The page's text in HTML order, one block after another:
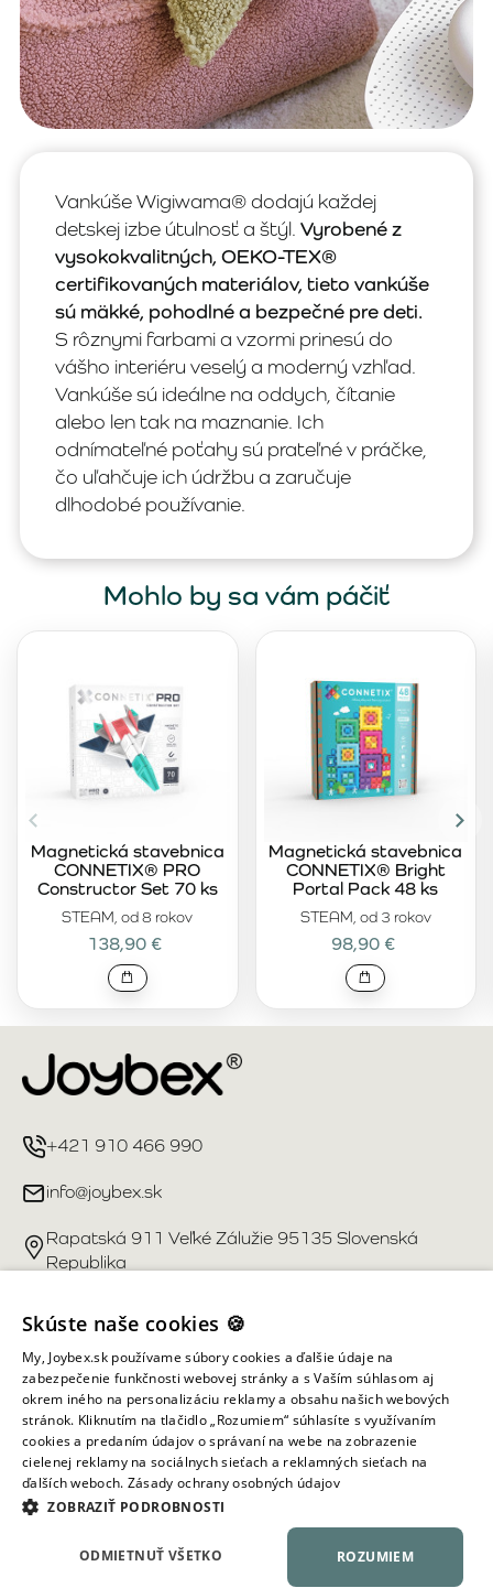
Vankúše Wigiwama® dodajú každej
detskej izbe útulnosť a štýl. Vyrobené z
vysokokvalitných, OEKO-TEX®
certifikovaných materiálov, tieto vankúše
sú mäkké, pohodlné a bezpečné pre deti.
S rôznymi farbami a vzormi prinesú do
vášho interiéru veselý a moderný vzhľad.
Vankúše sú ideálne na oddych, čítanie
alebo len tak na maznanie. Ich
odnímateľné poťahy sú prateľné v práčke,
čo uľahčuje ich údržbu a zaručuje
dlhodobé používanie.
Mohlo by sa vám páčiť
STEAM, od 8 rokov
Magnetická stavebnica
CONNETIX® PRO
Constructor Set 70 ks
138,90 €
STEAM, od 3 rokov
Magnetická stavebnica
CONNETIX® Bright
Portal Pack 48 ks
98,90 €
+421 910 466 990
info@joybex.sk
Rapatská 911 Veľké Zálužie 95135 Slovenská
Republika
Užitočné odkazy
Účet
Informácie obchodu
Všetky práva vyhradené ©
Skúste naše cookies 🍪
My, Joybex.sk používame súbory cookies a ďalšie údaje na
zabezpečenie funkčnosti webovej stránky a s Vaším súhlasom aj
okrem iného na personalizáciu reklamy a obsahu našich webových
stránok. Kliknutím na tlačidlo „Rozumiem“ súhlasíte s využívaním
cookies a predaním údajov o správaní na webe na zobrazenie
cielenej reklamy na sociálnych sieťach a reklamných sieťach na
ďalších weboch. Zásady ochrany osobných údajov
ZOBRAZIŤ PODROBNOSTI
ROZUMIEM
ODMIETNUŤ VŠETKO